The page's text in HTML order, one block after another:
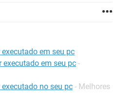
em seu pc
executado em seu pc -
no seu pc - Melhores